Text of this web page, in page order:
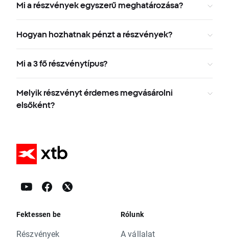
Mi a részvények egyszerű meghatározása?
Hogyan hozhatnak pénzt a részvények?
Mi a 3 fő részvénytípus?
Melyik részvényt érdemes megvásárolni
elsőként?
Fektessen be
Részvények
Rólunk
A vállalat